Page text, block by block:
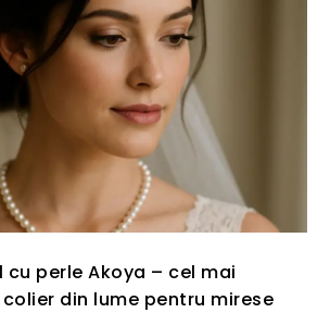
cu perle Akoya – cel mai
din lume pentru mirese